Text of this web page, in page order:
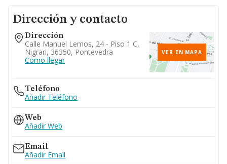
Dirección y contacto
Dirección
Calle Manuel Lemos, 24 - Piso 1 C,
Nigran, 36350, Pontevedra
Como llegar
VER EN MAPA
Teléfono
Añadir Teléfono
Web
Añadir Web
Email
Añadir Email